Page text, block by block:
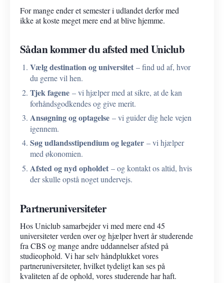
For mange ender et semester i udlandet derfor med
ikke at koste meget mere end at blive hjemme.
Sådan kommer du afsted med Uniclub
Vælg destination og universitet – find ud af, hvor
du gerne vil hen.
Tjek fagene – vi hjælper med at sikre, at de kan
forhåndsgodkendes og give merit.
Ansøgning og optagelse – vi guider dig hele vejen
igennem.
Søg udlandsstipendium og legater – vi hjælper
med økonomien.
Afsted og nyd opholdet – og kontakt os altid, hvis
der skulle opstå noget undervejs.
Partneruniversiteter
Hos Uniclub samarbejder vi med mere end 45
universiteter verden over og hjælper hvert år studerende
fra CBS og mange andre uddannelser afsted på
studieophold. Vi har selv håndplukket vores
partneruniversiteter, hvilket tydeligt kan ses på
kvaliteten af de ophold, vores studerende har haft.